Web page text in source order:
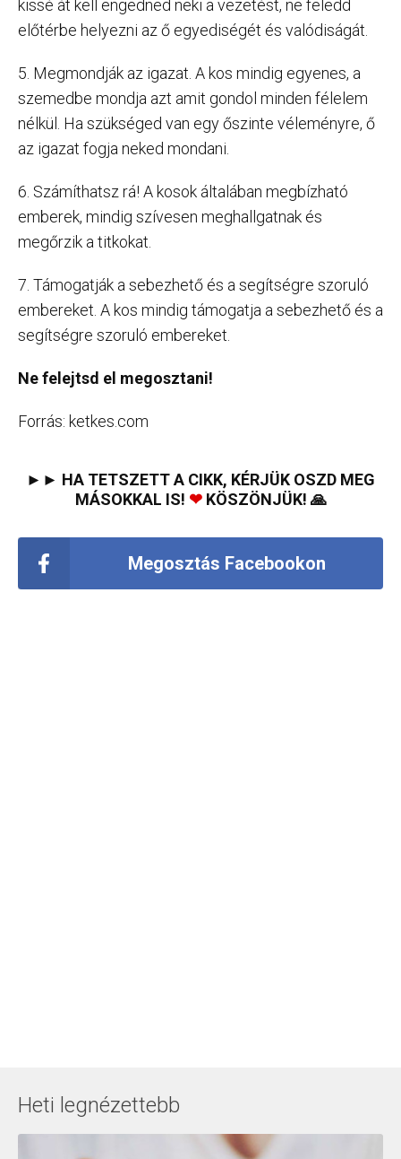
kissé át kell engedned neki a vezetést, ne feledd
előtérbe helyezni az ő egyediségét és valódiságát.
5. Megmondják az igazat. A kos mindig egyenes, a
szemedbe mondja azt amit gondol minden félelem
nélkül. Ha szükséged van egy őszinte véleményre, ő
az igazat fogja neked mondani.
6. Számíthatsz rá! A kosok általában megbízható
emberek, mindig szívesen meghallgatnak és
megőrzik a titkokat.
7. Támogatják a sebezhető és a segítségre szoruló
embereket. A kos mindig támogatja a sebezhető és a
segítségre szoruló embereket.
Ne felejtsd el megosztani!
Forrás: ketkes.com
►► HA TETSZETT A CIKK, KÉRJÜK OSZD MEG
MÁSOKKAL IS! ❤KÖSZÖNJÜK! 🙏
Megosztás Facebookon
Heti legnézettebb